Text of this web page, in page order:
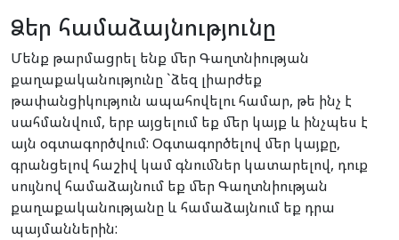
Ձեր համաձայնությունը
Մենք թարմացրել ենք մեր Գաղտնիության
քաղաքականությունը `ձեզ լիարժեք
թափանցիկություն ապահովելու համար, թե ինչ է
սահմանվում, երբ այցելում եք մեր կայք և ինչպես է
այն օգտագործվում: Օգտագործելով մեր կայքը,
գրանցելով հաշիվ կամ գնումներ կատարելով, դուք
սույնով համաձայնում եք մեր Գաղտնիության
քաղաքականությանը և համաձայնում եք դրա
պայմաններին: